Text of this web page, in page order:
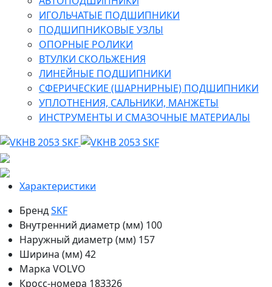
ИГОЛЬЧАТЫЕ ПОДШИПНИКИ
ПОДШИПНИКОВЫЕ УЗЛЫ
ОПОРНЫЕ РОЛИКИ
ВТУЛКИ СКОЛЬЖЕНИЯ
ЛИНЕЙНЫЕ ПОДШИПНИКИ
СФЕРИЧЕСКИЕ (ШАРНИРНЫЕ) ПОДШИПНИКИ
УПЛОТНЕНИЯ, САЛЬНИКИ, МАНЖЕТЫ
ИНСТРУМЕНТЫ И СМАЗОЧНЫЕ МАТЕРИАЛЫ
Характеристики
БрендSKF
Внутренний диаметр (мм) 100
Наружный диаметр (мм) 157
Ширина (мм)42
Марка VOLVO
Кросс-номера 183326